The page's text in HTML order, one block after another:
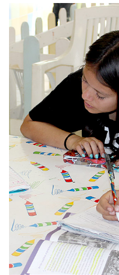
Coordinar las
ver con la
de educación
Regularización •
Lecto-escritura •
temprana • Prepa